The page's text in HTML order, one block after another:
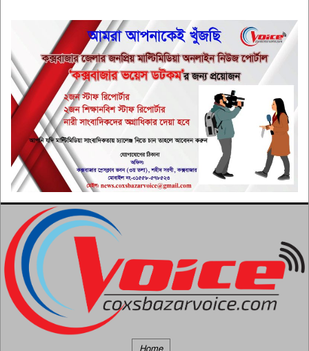
৬
বাংলাদেশকে পরনির্ভরশীল ‘ক্লায়েন্ট
রাষ্ট্র’ হিসেবে দেখতে চায় না সরকার:
পররাষ্ট্রমন্ত্রী
৭
জাতিসংঘে জুলাই গণঅভ্যুত্থান দিবস
৮
নির্যাতনের ঝুঁকি থাকলে রোহিঙ্গাদের
মিয়ানমারে ফেরত পাঠাবে না
৯
গণতান্ত্রিক সংগ্রামের দলিল হবে জুলাই
জাদুঘর: প্রধানমন্ত্রী